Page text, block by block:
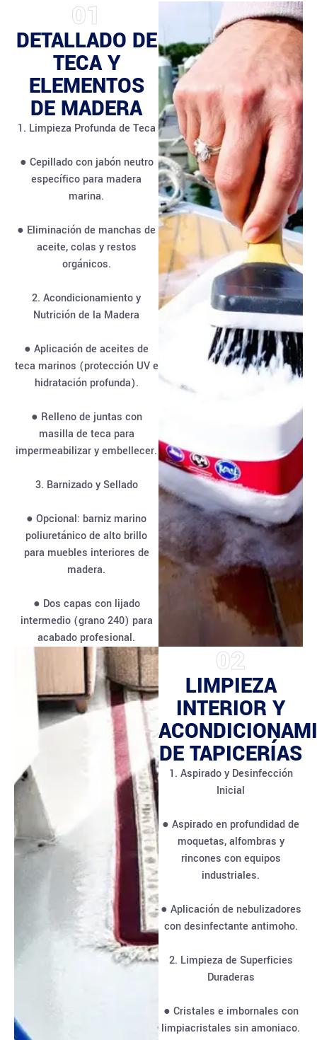
01
DETALLADO DE
TECA Y
ELEMENTOS
DE MADERA
1. Limpieza Profunda de Teca
● Cepillado con jabón neutro
específico para madera
marina.
● Eliminación de manchas de
aceite, colas y restos
orgánicos.
2. Acondicionamiento y
Nutrición de la Madera
● Aplicación de aceites de
teca marinos (protección UV e
hidratación profunda).
● Relleno de juntas con
masilla de teca para
impermeabilizar y embellecer.
3. Barnizado y Sellado
● Opcional: barniz marino
poliuretánico de alto brillo
para muebles interiores de
madera.
● Dos capas con lijado
intermedio (grano 240) para
acabado profesional.
02
LIMPIEZA
INTERIOR Y
DE TAPICERÍAS
1. Aspirado y Desinfección
Inicial
● Aspirado en profundidad de
moquetas, alfombras y
rincones con equipos
industriales.
● Aplicación de nebulizadores
con desinfectante antimoho.
2. Limpieza de Superficies
Duraderas
● Cristales e imbornales con
limpiacristales sin amoniaco.